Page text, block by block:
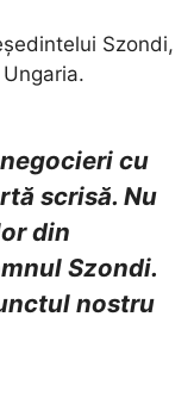
Szondi,
cu
scrisă. Nu
din
Szondi.
nostru